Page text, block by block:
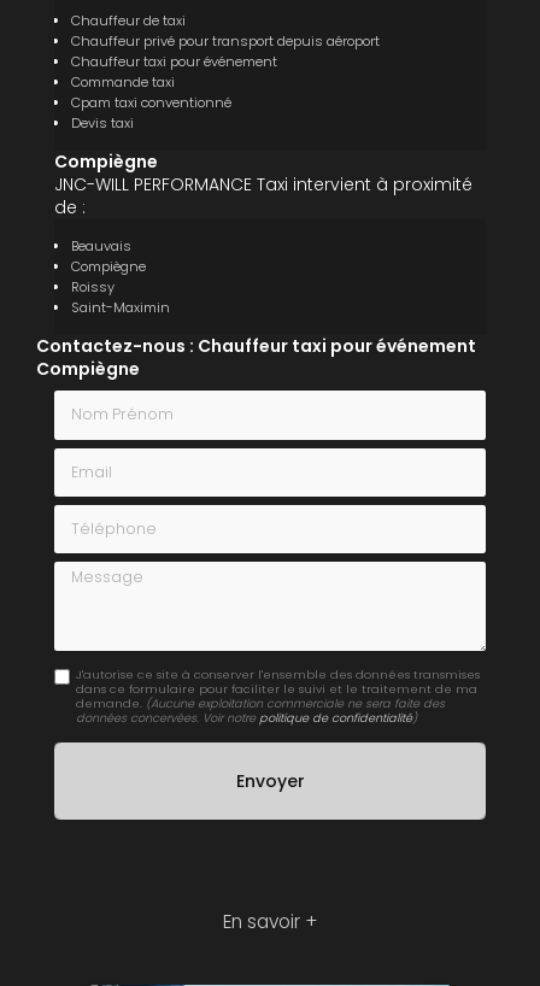
Chauffeur de taxi
Chauffeur privé pour transport depuis aéroport
Chauffeur taxi pour événement
Commande taxi
Cpam taxi conventionné
Devis taxi
Compiègne
JNC-WILL PERFORMANCE Taxi intervient à proximité
de :
Beauvais
Compiègne
Roissy
Saint-Maximin
Contactez-nous : Chauffeur taxi pour événement
Compiègne
Nom Prénom
Email
Téléphone
Message
J'autorise ce site à conserver l'ensemble des données transmises
dans ce formulaire pour faciliter le suivi et le traitement de ma
demande. (Aucune exploitation commerciale ne sera faite des
données concervées. Voir notre politique de confidentialité)
En savoir +